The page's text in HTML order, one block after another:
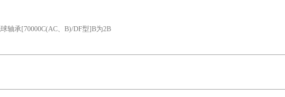
轴承[70000C(AC、B)/DF型]B为2B